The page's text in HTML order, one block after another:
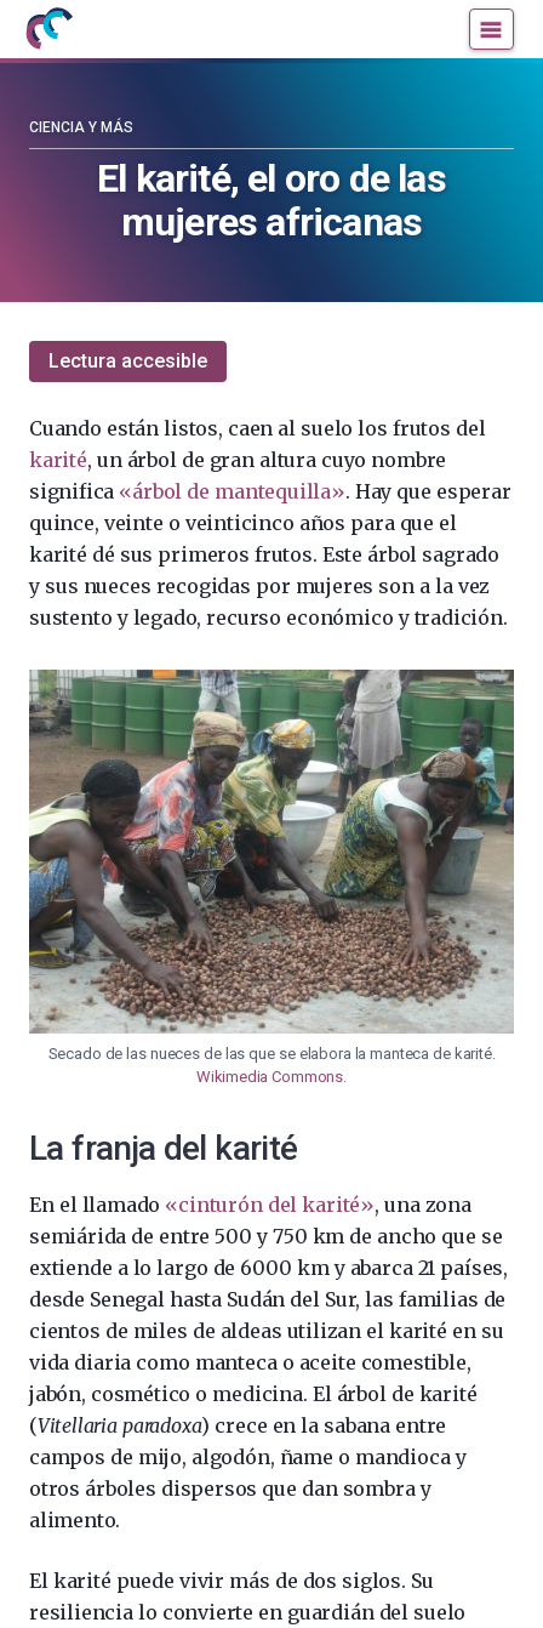
Mujeres
con
la
blog
la
El karité, el oro de las
mujeres africanas
CIENCIA Y MÁS
Lectura accesible
Cuando están listos, caen al suelo los frutos del
karité, un árbol de gran altura cuyo nombre
significa «árbol de mantequilla». Hay que esperar
quince, veinte o veinticinco años para que el
karité dé sus primeros frutos. Este árbol sagrado
y sus nueces recogidas por mujeres son a la vez
sustento y legado, recurso económico y tradición.
Secado de las nueces de las que se elabora la manteca de karité.
Wikimedia Commons.
La franja del karité
En el llamado «cinturón del karité», una zona
semiárida de entre 500 y 750 km de ancho que se
extiende a lo largo de 6000 km y abarca 21 países,
desde Senegal hasta Sudán del Sur, las familias de
cientos de miles de aldeas utilizan el karité en su
vida diaria como manteca o aceite comestible,
jabón, cosmético o medicina. El árbol de karité
(Vitellaria paradoxa) crece en la sabana entre
campos de mijo, algodón, ñame o mandioca y
otros árboles dispersos que dan sombra y
alimento.
El karité puede vivir más de dos siglos. Su
resiliencia lo convierte en guardián del suelo